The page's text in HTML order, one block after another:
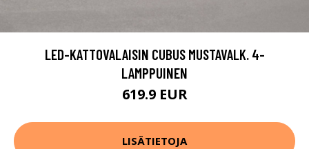
LED-KATTOVALAISIN CUBUS MUSTAVALK. 4-
LAMPPUINEN
619.9 EUR
LISÄTIETOJA